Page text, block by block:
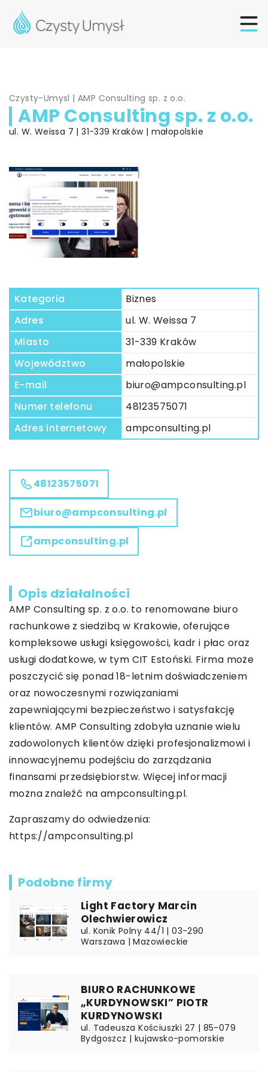
Czysty-Umysl |AMP Consulting sp. z o.o.
AMP Consulting sp. z o.o.
ul. W. Weissa 7 | 31-339 Kraków | małopolskie
Kategoria
Biznes
Adres
ul. W. Weissa 7
Miasto
31-339 Kraków
Województwo
małopolskie
E-mail
biuro@ampconsulting.pl
Numer telefonu
48123575071
Adres internetowy
ampconsulting.pl
48123575071
biuro@ampconsulting.pl
ampconsulting.pl
Opis działalności
AMP Consulting sp. z o.o. to renomowane biuro
rachunkowe z siedzibą w Krakowie, oferujące
kompleksowe usługi księgowości, kadr i płac oraz
usługi dodatkowe, w tym CIT Estoński. Firma może
poszczycić się ponad 18-letnim doświadczeniem
oraz nowoczesnymi rozwiązaniami
zapewniającymi bezpieczeństwo i satysfakcję
klientów. AMP Consulting zdobyła uznanie wielu
zadowolonych klientów dzięki profesjonalizmowi i
innowacyjnemu podejściu do zarządzania
finansami przedsiębiorstw. Więcej informacji
można znaleźć na ampconsulting.pl.
Zapraszamy do odwiedzenia:
https://ampconsulting.pl
Podobne firmy
Light Factory Marcin
Olechwierowicz
ul. Konik Polny 44/1 | 03-290
Warszawa | Mazowieckie
BIURO RACHUNKOWE
„KURDYNOWSKI” PIOTR
KURDYNOWSKI
ul. Tadeusza Kościuszki 27 | 85-079
Bydgoszcz | kujawsko-pomorskie